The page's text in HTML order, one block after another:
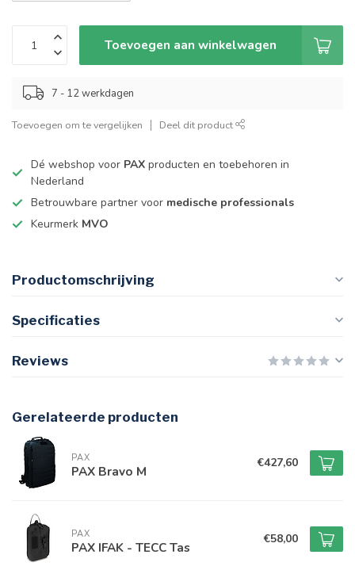
Toevoegen aan winkelwagen
7 - 12 werkdagen
Toevoegen om te vergelijken Deel dit product
Dé webshop voor PAX producten en toebehoren in
Nederland
Betrouwbare partner voor medische professionals
Keurmerk MVO
Productomschrijving
Specificaties
Reviews
Gerelateerde producten
PAX
PAX Bravo M €427,60
PAX
PAX IFAK - TECC Tas €58,00